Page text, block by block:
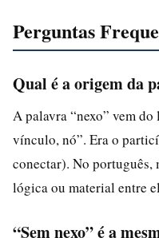
Perguntas
Qual é a origem da
A palavra “nexo” vem
vínculo, nó”. Era o
conectar). No português,
lógica ou material entre
“Sem nexo” é a